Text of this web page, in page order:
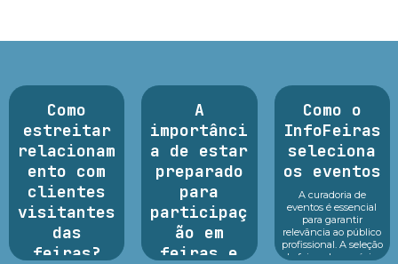
Como
estreitar
relacionam
ento com
clientes
visitantes
das
feiras?
A
importânci
a de estar
preparado
para
participaç
ão em
feiras e
Como o
InfoFeiras
seleciona
os eventos
A curadoria de
eventos é essencial
para garantir
relevância ao público
profissional. A seleção
de feiras de negócios